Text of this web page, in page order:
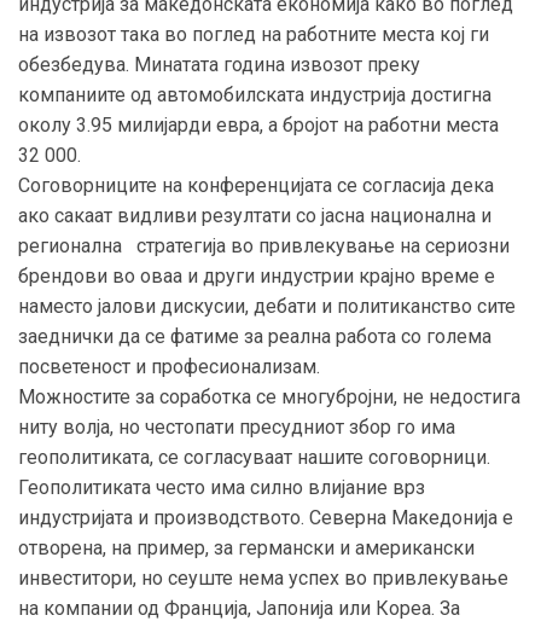
на извозот така во поглед на работните места кој ги
обезбедува. Минатата година извозот преку
компаниите од автомобилската индустрија достигна
околу 3.95 милијарди евра, а бројот на работни места
32 000.
Соговорниците на конференцијата се согласија дека
ако сакаат видливи резултати со јасна национална и
регионална стратегија во привлекување на сериозни
брендови во оваа и други индустрии крајно време е
наместо јалови дискусии, дебати и политиканство сите
заеднички да се фатиме за реална работа со голема
посветеност и професионализам.
Можностите за соработка се многубројни, не недостига
ниту волја, но честопати пресудниот збор го има
геополитиката, се согласуваат нашите соговорници.
Геополитиката често има силно влијание врз
индустријата и производството. Северна Македонија е
отворена, на пример, за германски и американски
инвеститори, но сеуште нема успех во привлекување
на компании од Франција, Јапонија или Кореа. За